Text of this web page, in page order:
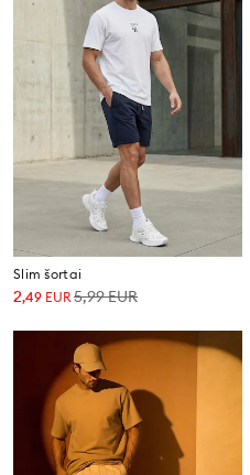
Slim šortai
2,49 EUR5,99EUR